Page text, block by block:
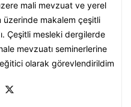
mali mevzuat ve yerel
üzerinde makalem çeşitli
Çeşitli mesleki dergilerde
mevzuatı seminerlerine
eğitici olarak görevlendirildim